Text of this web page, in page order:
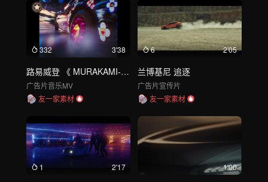
332 3'38
路易威登 《 MURAKAMI- MNNK BRO》
广告片音乐MV
友一家素材
6 2'05
兰博基尼 追逐
广告片宣传片
友一家素材
1 2'17 1'00